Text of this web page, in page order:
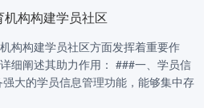
构构建学员社区
构构建学员社区方面发挥着重要作
细阐述其助力作用： ###一、学员信
大的学员信息管理功能，能够集中存